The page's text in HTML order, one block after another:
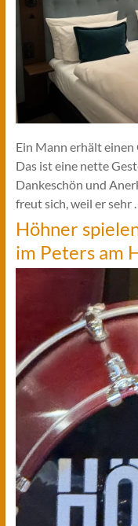
Ein Mann erhält
Das ist eine nette
Dankeschön und
freut sich, weil er sehr
Höhner
im Peters am